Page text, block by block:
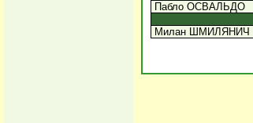
Пабло ОСВАЛЬДО
Милан ШМИЛЯНИЧ